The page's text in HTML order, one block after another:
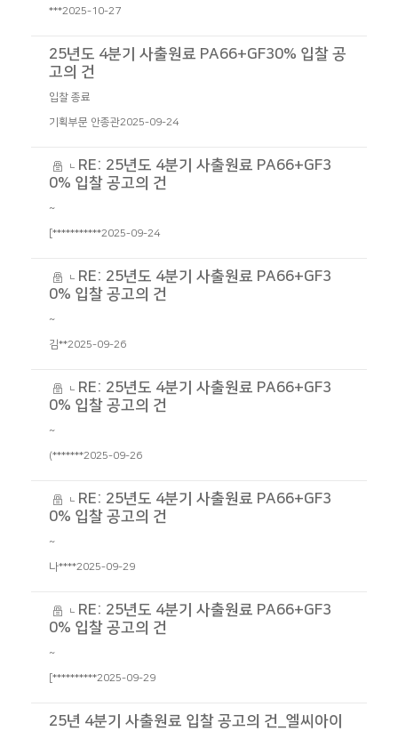
***2025-10-27
25년도 4분기 사출원료 PA66+GF30% 입찰 공
고의 건
입찰 종료
기획부문 안종관2025-09-24
RE: 25년도 4분기 사출원료 PA66+GF3
0% 입찰 공고의 건
~
[***********2025-09-24
RE: 25년도 4분기 사출원료 PA66+GF3
0% 입찰 공고의 건
~
김**2025-09-26
RE: 25년도 4분기 사출원료 PA66+GF3
0% 입찰 공고의 건
~
(*******2025-09-26
RE: 25년도 4분기 사출원료 PA66+GF3
0% 입찰 공고의 건
~
나****2025-09-29
RE: 25년도 4분기 사출원료 PA66+GF3
0% 입찰 공고의 건
~
[**********2025-09-29
25년 4분기 사출원료 입찰 공고의 건_엘씨아이